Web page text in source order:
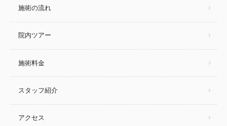
施術の流れ
院内ツアー
施術料金
スタッフ紹介
アクセス